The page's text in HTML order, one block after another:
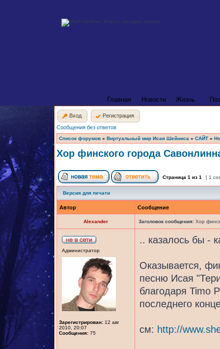
Главная Новости Жизнь
Вход
Регистрация
Сообщения без ответов
Список форумов » Виртуальный мир Исая Шейниса » САЙТ »
Хор финского города
Страница 1 из 1 [ 1
Версия для печати
Автор Сообщение
Alexander Заголовок сообщения: Хор
Администратор
Зарегистрирован: 12 авг
2010, 20:07
Сообщения: 75
.. казалось бы -
Оказывается,
песню Исая
благодаря Timo
последнего
см: http://